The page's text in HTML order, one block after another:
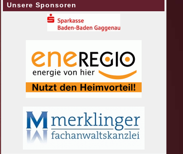
Unsere Sponsoren